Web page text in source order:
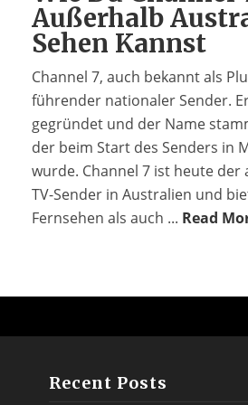
Außerhalb
Sehen Kannst
Channel 7, auch bekannt als
führender nationaler Sender.
gegründet und der Name
der beim Start des Senders in
wurde. Channel 7 ist heute
TV-Sender in Australien und
Fernsehen als auch ... Read
Recent Posts